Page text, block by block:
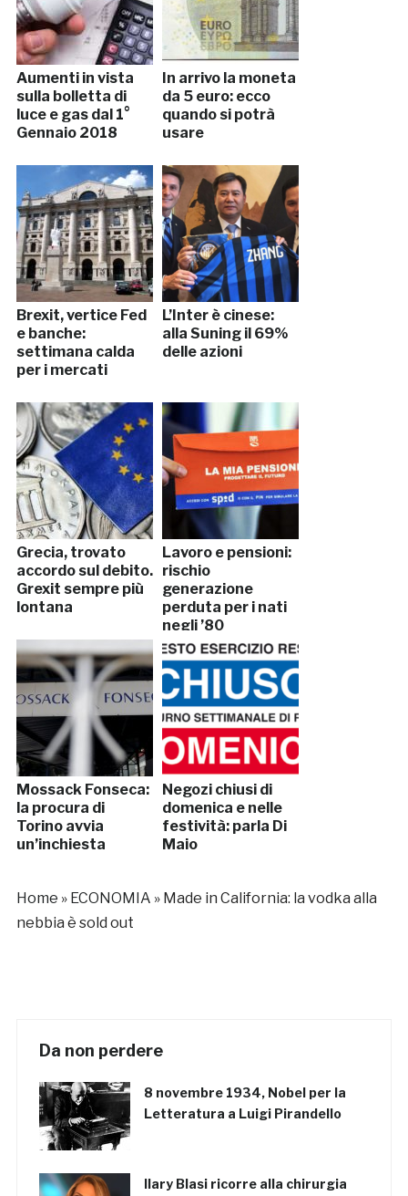
Aumenti in vista
sulla bolletta di
luce e gas dal 1°
Gennaio 2018
In arrivo la moneta
da 5 euro: ecco
quando si potrà
usare
Brexit, vertice Fed
e banche:
settimana calda
per i mercati
L’Inter è cinese:
alla Suning il 69%
delle azioni
Grecia, trovato
accordo sul debito.
Grexit sempre più
lontana
Lavoro e pensioni:
rischio
generazione
perduta per i nati
negli ’80
Mossack Fonseca:
la procura di
Torino avvia
un’inchiesta
Negozi chiusi di
domenica e nelle
festività: parla Di
Maio
Home » ECONOMIA » Made in California: la vodka alla
nebbia è sold out
Da non perdere
8 novembre 1934, Nobel per la
Letteratura a Luigi Pirandello
Ilary Blasi ricorre alla chirurgia